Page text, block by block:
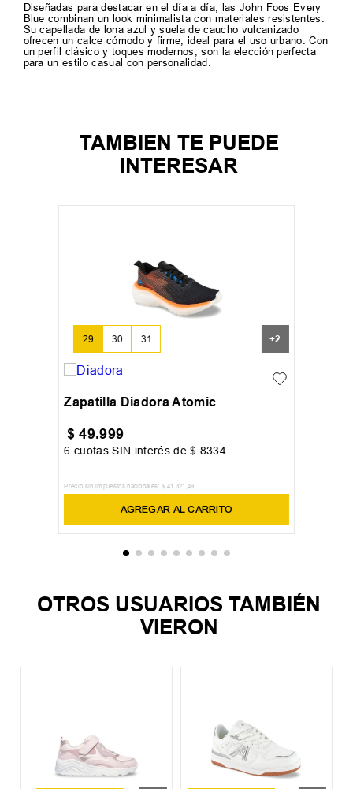
Diseñadas para destacar en el día a día, las John Foos Every
Blue combinan un look minimalista con materiales resistentes.
Su capellada de lona azul y suela de caucho vulcanizado
ofrecen un calce cómodo y firme, ideal para el uso urbano. Con
un perfil clásico y toques modernos, son la elección perfecta
para un estilo casual con personalidad.
TAMBIEN TE PUEDE
INTERESAR
29 30 31 +2
Zapatilla Diadora Atomic
$ 49.999
6 cuotas SIN interés de$ 8334
Precio sin impuestos nacionales: $ 41 .321 ,49
AGREGAR AL CARRITO
OTROS USUARIOS TAMBIÉN
VIERON